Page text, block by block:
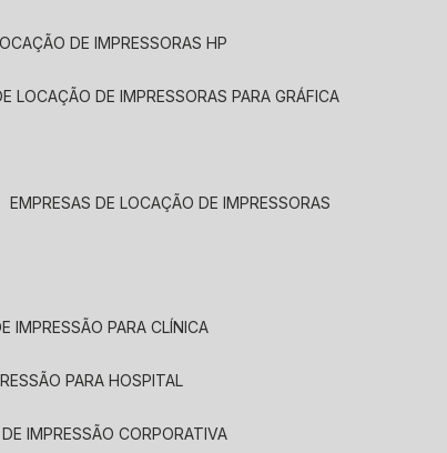
DE IMPRESSORAS HP
LOCAÇÃO DE IMPRESSORAS PARA GRÁFICA
EMPRESAS DE LOCAÇÃO DE IMPRESSORAS
IMPRESSÃO PARA CLÍNICA
PARA HOSPITAL
DE IMPRESSÃO CORPORATIVA